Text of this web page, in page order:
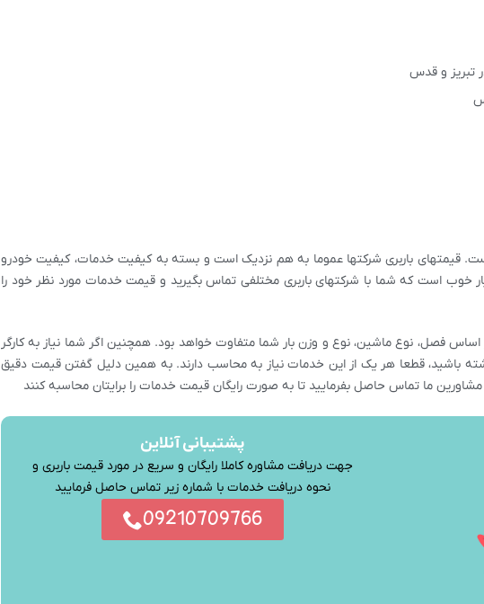
تبریز و قدس
قیمتهای باربری شرکتها عموما به هم نزدیک است و بسته به کیفیت خدمات، کیفیت خودرو
خوب است که شما با شرکتهای باربری مختلفی تماس بگیرید و قیمت خدمات مورد نظر خود را
اساس فصل، نوع ماشین، نوع و وزن بار شما متفاوت خواهد بود. همچنین اگر شما نیاز به کارگر
باشید، قطعا هر یک از این خدمات نیاز به محاسب دارند. به همین دلیل گفتن قیمت دقیق
ما تماس حاصل بفرمایید تا به صورت رایگان قیمت خدمات را برایتان محاسبه کنند
پشتیبانی آنلاین
جهت دریافت مشاوره کاملا رایگان و سریع در مورد قیمت باربری و
نحوه دریافت خدمات با شماره زیر تماس حاصل فرمایید
09210709766